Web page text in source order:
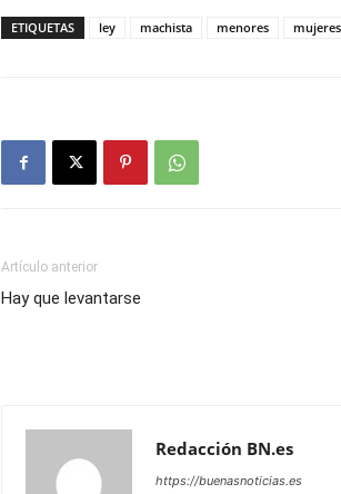
ETIQUETAS ley machista menores mujeres
Artículo anterior
Hay que levantarse
Redacción BN.es
https://buenasnoticias.es